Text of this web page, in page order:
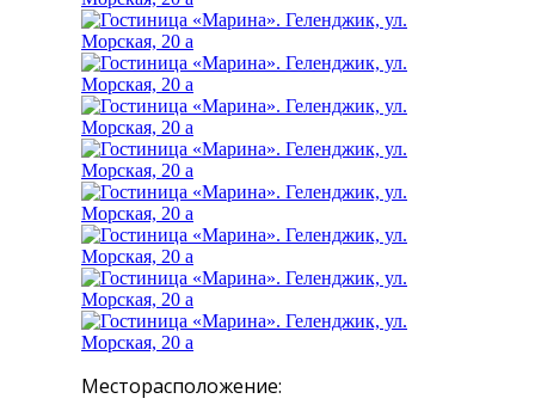
Месторасположение: